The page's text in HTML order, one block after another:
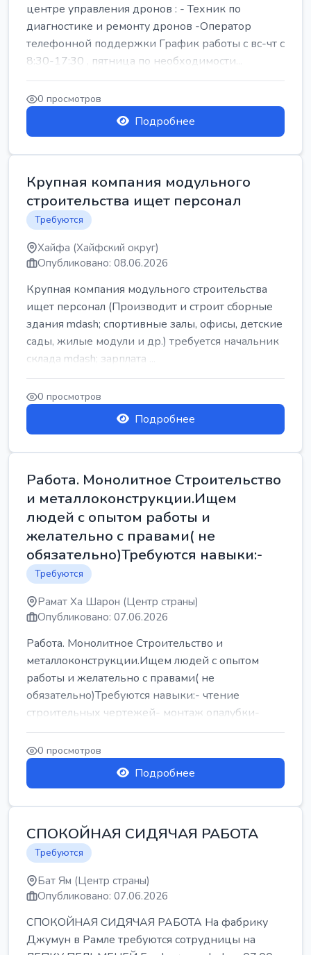
центре управления дронов : - Техник по
диагностике и ремонту дронов -Оператор
телефонной поддержки График работы с вс-чт с
8:30-17:30 , пятница по необходимости...
0 просмотров
Подробнее
Крупная компания модульного
строительства ищет персонал
Требуются
Хайфа (Хайфский округ)
Опубликовано: 08.06.2026
Крупная компания модульного строительства
ищет персонал (Производит и строит сборные
здания mdash; спортивные залы, офисы, детские
сады, жилые модули и др.) требуется начальник
склада mdash; зарплата ...
0 просмотров
Подробнее
Работа. Монолитное Строительство
и металлоконструкции.Ищем
людей с опытом работы и
желательно с правами( не
обязательно)Требуются навыки:-
Требуются
Рамат Ха Шарон (Центр страны)
Опубликовано: 07.06.2026
Работа. Монолитное Строительство и
металлоконструкции.Ищем людей с опытом
работы и желательно с правами( не
обязательно)Требуются навыки:- чтение
строительных чертежей- монтаж опалубки-
армокаркасыОпл...
0 просмотров
Подробнее
СПОКОЙНАЯ СИДЯЧАЯ РАБОТА
Требуются
Бат Ям (Центр страны)
Опубликовано: 07.06.2026
СПОКОЙНАЯ СИДЯЧАЯ РАБОТА На фабрику
Джумун в Рамле требуются сотрудницы на